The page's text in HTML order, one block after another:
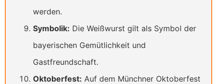
werden.
Symbolik: Die Weißwurst gilt als Symbol der
bayerischen Gemütlichkeit und
Gastfreundschaft.
Oktoberfest: Auf dem Münchner Oktoberfest